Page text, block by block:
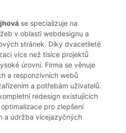
se specializuje na
v oblasti webdesignu a
stránek. Díky dvacetileté
více než tisíce projektů
úrovni. Firma se věnuje
a responzivních webů
a potřebám uživatelů.
redesign existujících
pro zlepšení
a údržba vícejazyčných